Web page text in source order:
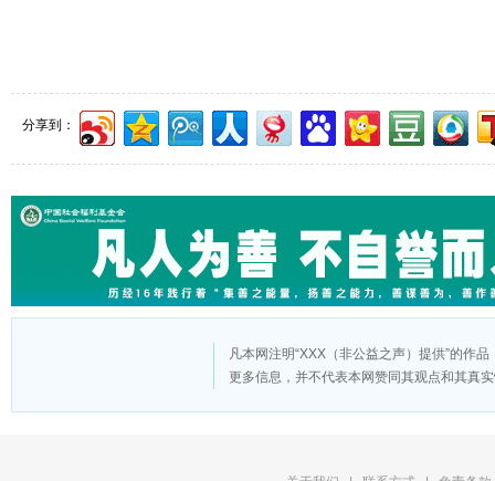
分享到：
凡本网注明“XXX（非公益之声）提供”的作
更多信息，并不代表本网赞同其观点和其真